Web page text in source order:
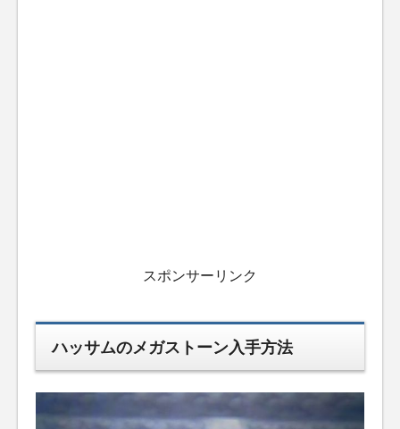
スポンサーリンク
ハッサムのメガストーン入手方法